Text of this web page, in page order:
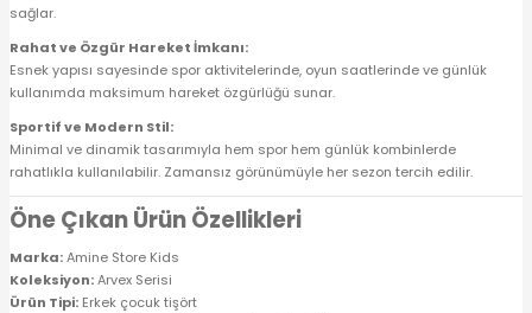
sağlar.
Rahat ve Özgür Hareket İmkanı:
Esnek yapısı sayesinde spor aktivitelerinde, oyun saatlerinde ve günlük
kullanımda maksimum hareket özgürlüğü sunar.
Sportif ve Modern Stil:
Minimal ve dinamik tasarımıyla hem spor hem günlük kombinlerde
rahatlıkla kullanılabilir. Zamansız görünümüyle her sezon tercih edilir.
Öne Çıkan Ürün Özellikleri
Marka:Amine Store Kids
Koleksiyon:Arvex Serisi
Ürün Tipi: Erkek çocuk tişört